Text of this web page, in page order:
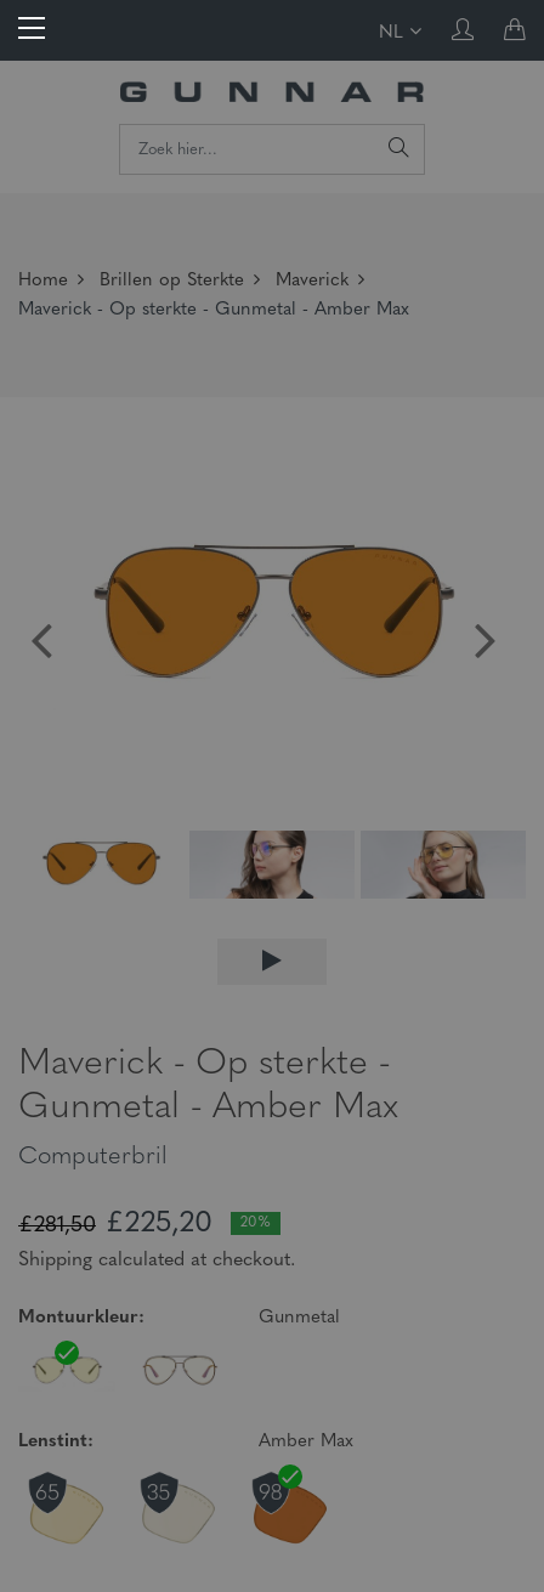
NL
Home Brillen op Sterkte
Maverick
Maverick - Op sterkte - Gunmetal - Amber Max
Maverick - Op sterkte -
Gunmetal - Amber Max
Computerbril
£281,50 £225,20 20%
Shipping calculated at checkout.
Montuurkleur: Gunmetal
Lenstint: Amber Max